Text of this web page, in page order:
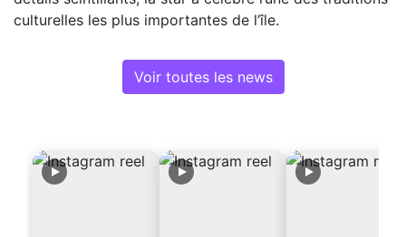
culturelles les plus importantes de l’île.
Voir toutes les news